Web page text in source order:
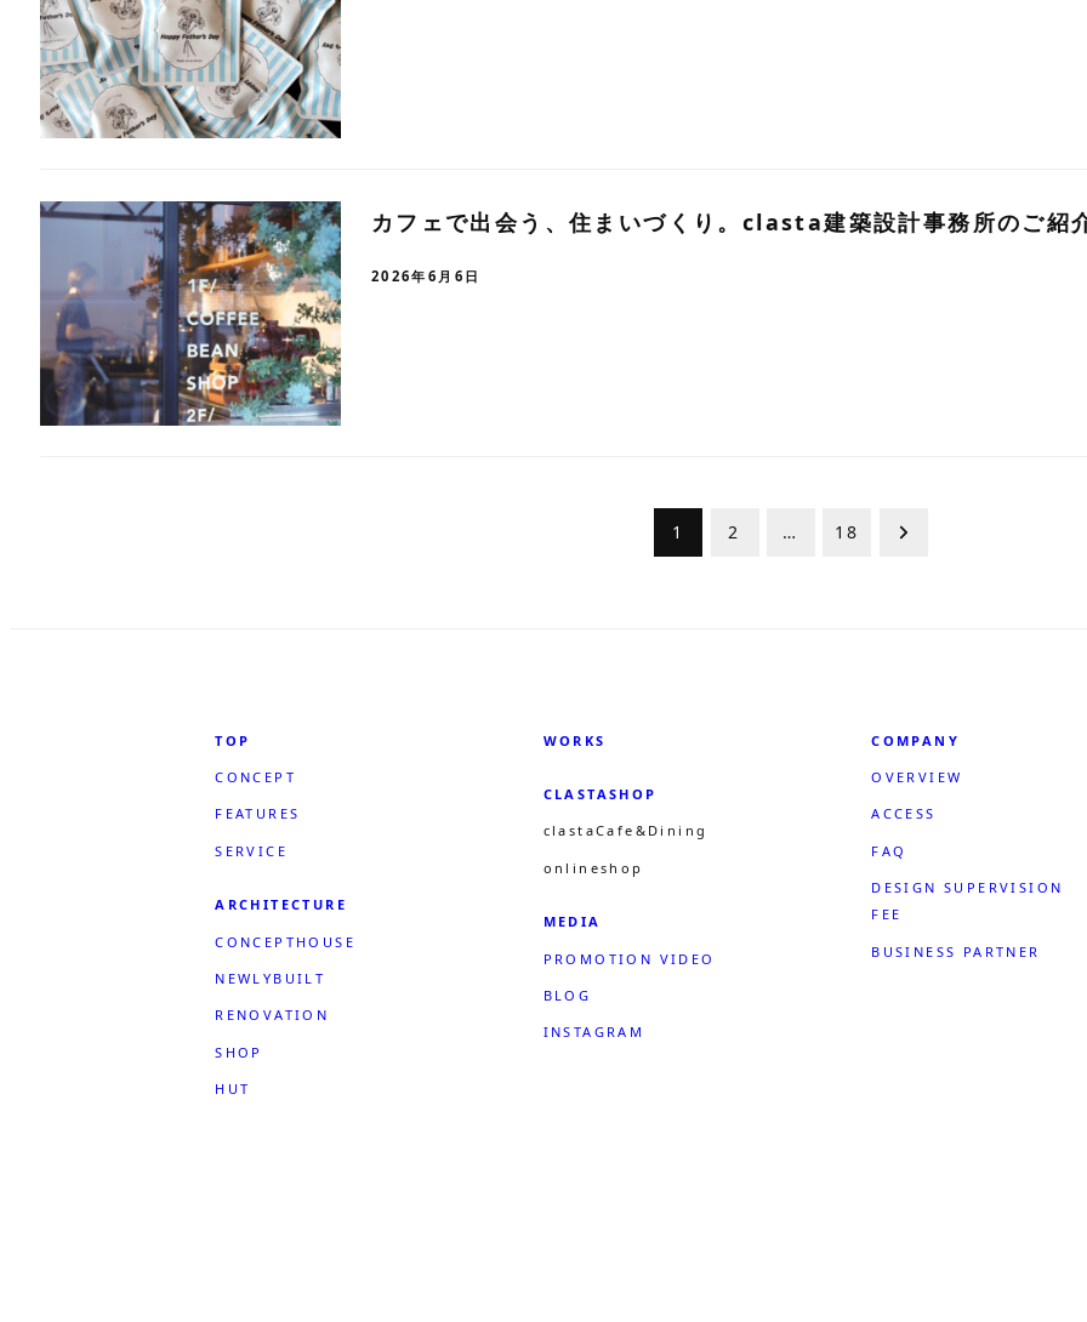
カフェで出会う、住まいづくり。clasta建築設計事務所のご紹
2026年6月6日
1 2 … 18
TOP
CONCEPT
FEATURES
SERVICE
ARCHITECTURE
CONCEPTHOUSE
NEWLYBUILT
RENOVATION
SHOP
HUT
WORKS
CLASTASHOP
clastaCafe&Dining
onlineshop
MEDIA
PROMOTION VIDEO
BLOG
INSTAGRAM
COMPANY
OVERVIEW
ACCESS
FAQ
DESIGN SUPERVISION
FEE
BUSINESS PARTNER